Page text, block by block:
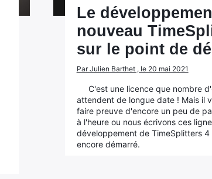
Le
nouveau
sur le point de
Par Julien Barthet , le 20 mai 2021
C'est une licence que nombre
attendent de longue date ! Mais il
faire preuve d'encore un peu de
à l'heure ou nous écrivons ces
développement de TimeSplitters 4
encore démarré.